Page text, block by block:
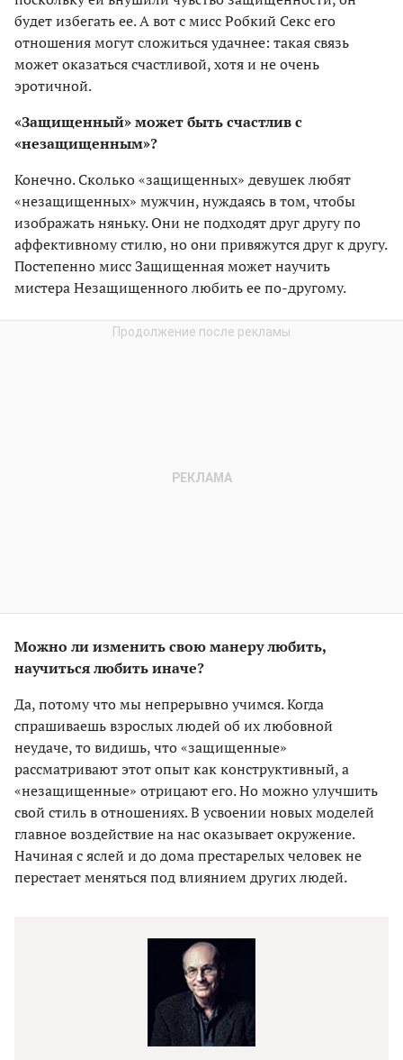
будет избегать ее. А вот с мисс Робкий Секс его
отношения могут сложиться удачнее: такая связь
может оказаться счастливой, хотя и не очень
эротичной.
«Защищенный» может быть счастлив с
«незащищенным»?
Конечно. Сколько «защищенных» девушек любят
«незащищенных» мужчин, нуждаясь в том, чтобы
изображать няньку. Они не подходят друг другу по
аффективному стилю, но они привяжутся друг к другу.
Постепенно мисс Защищенная может научить
мистера Незащищенного любить ее по-другому.
Можно ли изменить свою манеру любить,
научиться любить иначе?
Да, потому что мы непрерывно учимся. Когда
спрашиваешь взрослых людей об их любовной
неудаче, то видишь, что «защищенные»
рассматривают этот опыт как конструктивный, а
«незащищенные» отрицают его. Но можно улучшить
свой стиль в отношениях. В усвоении новых моделей
главное воздействие на нас оказывает окружение.
Начиная с яслей и до дома престарелых человек не
перестает меняться под влиянием других людей.